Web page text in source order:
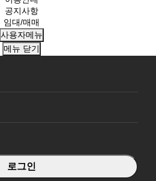
공지사항
임대/매매
사용자메뉴
메뉴 닫기